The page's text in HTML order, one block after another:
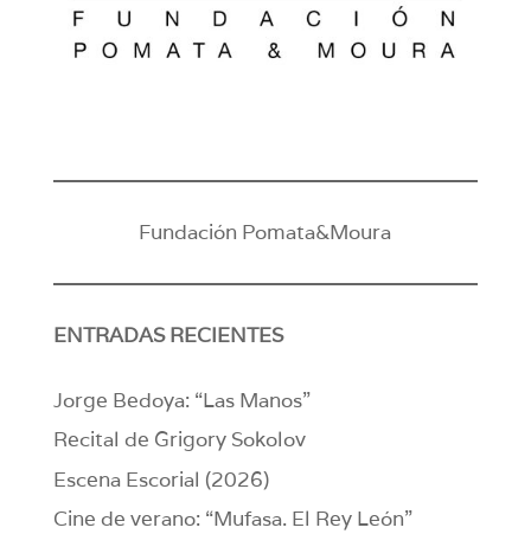
Fundación Pomata&Moura
ENTRADAS RECIENTES
Jorge Bedoya: “Las Manos”
Recital de Grigory Sokolov
Escena Escorial (2026)
Cine de verano: “Mufasa. El Rey León”